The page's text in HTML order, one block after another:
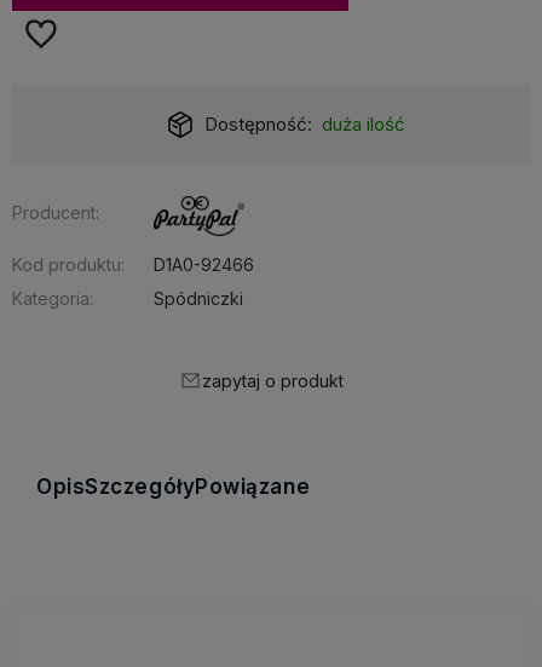
Dostępność: duża ilość
Producent:
Kod produktu:
D1A0-92466
Kategoria:
Spódniczki
zapytaj o produkt
OpisSzczegółyPowiązane